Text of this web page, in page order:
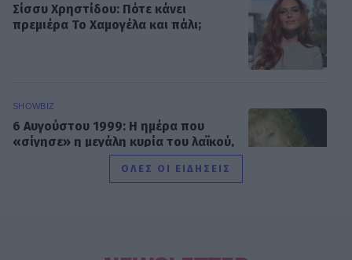
Σίσσυ Χρηστίδου: Πότε κάνει
πρεμιέρα Το Χαμογέλα και πάλι;
SHOWBIZ
6 Αυγούστου 1999: Η ημέρα που
«σίγησε» η μεγάλη κυρία του λαϊκού,
Ρίτα Σακελλαρίου
ΟΛΕΣ ΟΙ ΕΙΔΗΣΕΙΣ